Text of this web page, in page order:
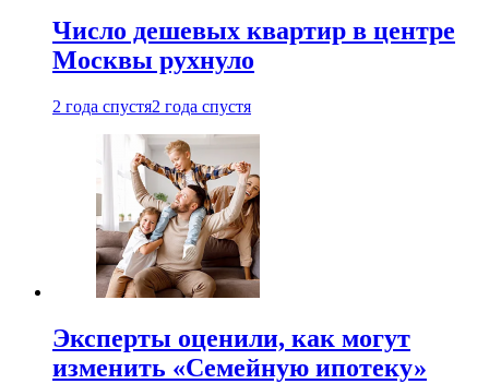
Число дешевых квартир в центре
Москвы рухнуло
2 года спустя2 года спустя
Эксперты оценили, как могут
изменить «Семейную ипотеку»